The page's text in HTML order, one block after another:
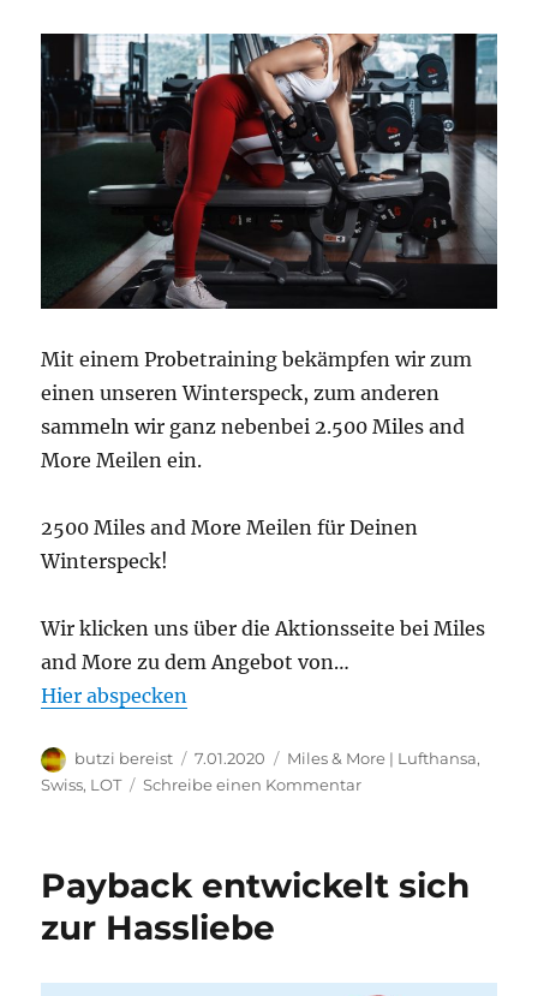
Mit einem Probetraining bekämpfen wir zum
einen unseren Winterspeck, zum anderen
sammeln wir ganz nebenbei 2.500 Miles and
More Meilen ein.
2500 Miles and More Meilen für Deinen
Winterspeck!
Wir klicken uns über die Aktionsseite bei Miles
and More zu dem Angebot von…
Hier abspecken
Autor
butzi bereist
Veröffentlicht
am
7.01.2020 Kategorien
Miles & More | Lufthansa,
Swiss, LOT
Schreibe einen Kommentarzu
More
Winterspeck!
Payback entwickelt sich
zur Hassliebe